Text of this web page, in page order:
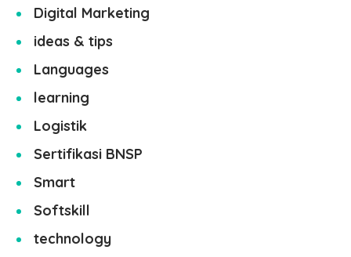
Digital Marketing
ideas & tips
Languages
learning
Logistik
Sertifikasi BNSP
Smart
Softskill
technology